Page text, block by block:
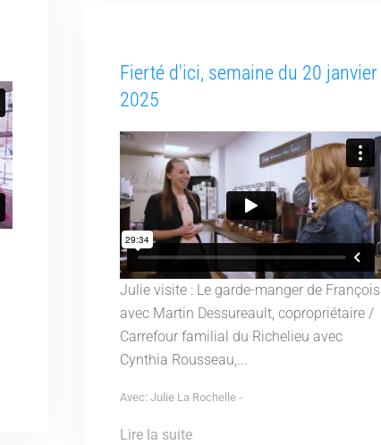
Fierté d'ici, semaine du 20 janvier
2025
Julie visite : Le garde-manger de François
avec Martin Dessureault, copropriétaire /
Carrefour familial du Richelieu avec
Cynthia Rousseau,...
Avec: Julie La Rochelle -
Lire la suite